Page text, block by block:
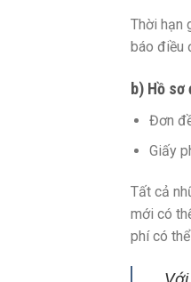
Thời hạn
báo điều
b) Hồ sơ
Đơn
Giấy
Tất cả
mới có
phí có